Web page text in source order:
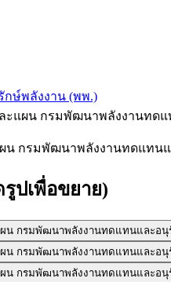
ษ์พลังงาน (พพ.)
ะแผน กรมพัฒนาพลังงานทดแ
ปเพื่อขยาย)